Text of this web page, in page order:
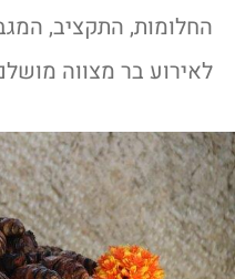
החלומות, התקציב,
לאירוע בר מצווה